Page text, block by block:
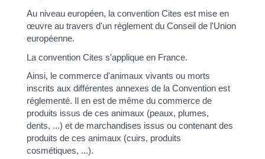
Au niveau européen, la convention Cites est mise en
œuvre au travers d'un règlement du Conseil de l'Union
européenne.
La convention Cites s'applique en France.
Ainsi, le commerce d'animaux vivants ou morts
inscrits aux différentes annexes de la Convention est
réglementé. Il en est de même du commerce de
produits issus de ces animaux (peaux, plumes,
dents, ...) et de marchandises issus ou contenant des
produits de ces animaux (cuirs, produits
cosmétiques, ...).